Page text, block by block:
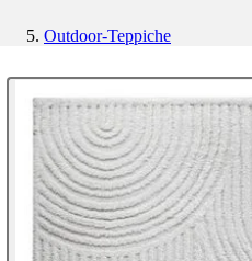
Outdoor-Teppiche